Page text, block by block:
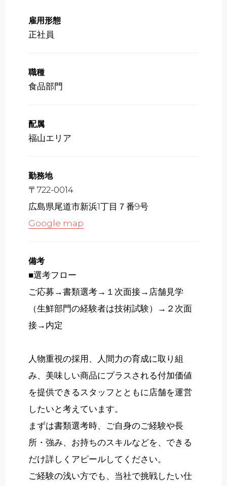
雇用形態
正社員
職種
食品部門
配属
福山エリア
勤務地
〒722-0014
広島県尾道市新浜1丁目７番9号
Google map
備考
■選考フロー
ご応募→書類選考→１次面接→店舗見学
（生鮮部門の経験者は技術試験）→２次面
接→内定
人物重視の採用、人間力の育成に取り組
み、美味しい商品にプラスされる付加価値
を提供できるスタッフとともに店舗を運営
したいと考えています。
まずは書類選考時、ご自身のご経験や長
所・強み、お持ちのスキルなどを、できる
だけ詳しくアピールしてください。
ご経験の浅い方でも、当社で挑戦したい仕